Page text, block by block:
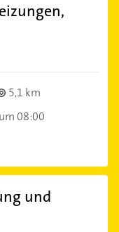
5,1 km
08:00
und